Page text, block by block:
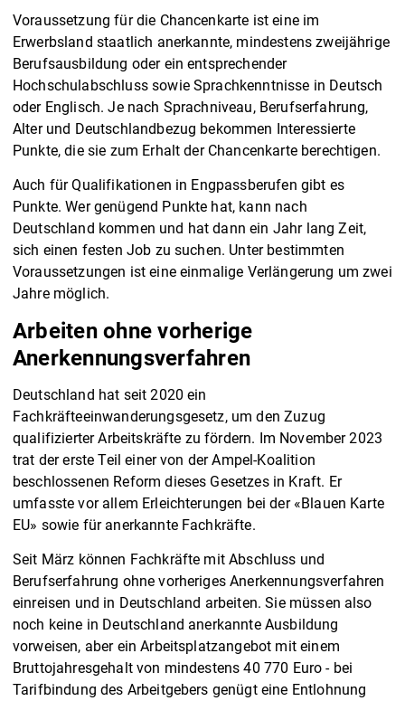
Voraussetzung für die Chancenkarte ist eine im
Erwerbsland staatlich anerkannte, mindestens zweijährige
Berufsausbildung oder ein entsprechender
Hochschulabschluss sowie Sprachkenntnisse in Deutsch
oder Englisch. Je nach Sprachniveau, Berufserfahrung,
Alter und Deutschlandbezug bekommen Interessierte
Punkte, die sie zum Erhalt der Chancenkarte berechtigen.
Auch für Qualifikationen in Engpassberufen gibt es
Punkte. Wer genügend Punkte hat, kann nach
Deutschland kommen und hat dann ein Jahr lang Zeit,
sich einen festen Job zu suchen. Unter bestimmten
Voraussetzungen ist eine einmalige Verlängerung um zwei
Jahre möglich.
Arbeiten ohne vorherige
Anerkennungsverfahren
Deutschland hat seit 2020 ein
Fachkräfteeinwanderungsgesetz, um den Zuzug
qualifizierter Arbeitskräfte zu fördern. Im November 2023
trat der erste Teil einer von der Ampel-Koalition
beschlossenen Reform dieses Gesetzes in Kraft. Er
umfasste vor allem Erleichterungen bei der «Blauen Karte
EU» sowie für anerkannte Fachkräfte.
Seit März können Fachkräfte mit Abschluss und
Berufserfahrung ohne vorheriges Anerkennungsverfahren
einreisen und in Deutschland arbeiten. Sie müssen also
noch keine in Deutschland anerkannte Ausbildung
vorweisen, aber ein Arbeitsplatzangebot mit einem
Bruttojahresgehalt von mindestens 40 770 Euro - bei
Tarifbindung des Arbeitgebers genügt eine Entlohnung